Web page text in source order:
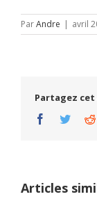
ParAndre | avril
Partagez
Facebook
Twitter
Articles